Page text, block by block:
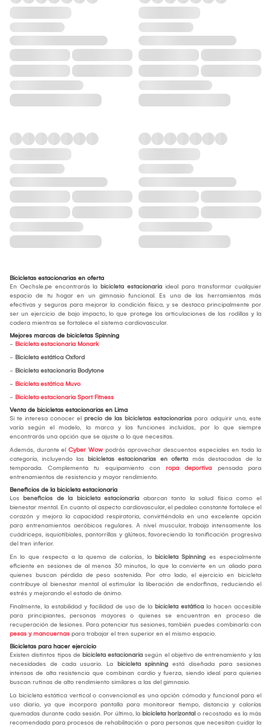
Bicicletas estacionarias en oferta
En Oechsle.pe encontrarás la bicicleta estacionaria ideal para transformar cualquier
espacio de tu hogar en un gimnasio funcional. Es una de las herramientas más
efectivas y seguras para mejorar la condición física, y se destaca principalmente por
ser un ejercicio de bajo impacto, lo que protege las articulaciones de las rodillas y la
cadera mientras se fortalece el sistema cardiovascular.
Mejores marcas de bicicletas Spinning
- Bicicleta estacionaria Monark
- Bicicleta estática Oxford
- Bicicleta estacionaria Bodytone
- Bicicleta estática Muvo
- Bicicleta estacionaria Sport Fitness
Venta de bicicletas estacionarias en Lima
Si te interesa conocer el precio de las bicicletas estacionarias para adquirir una, este
varía según el modelo, la marca y las funciones incluidas, por lo que siempre
encontrarás una opción que se ajuste a lo que necesitas.
Además, durante el Cyber Wow podrás aprovechar descuentos especiales en toda la
categoría, incluyendo las bicicletas estacionarias en oferta más destacadas de la
temporada. Complementa tu equipamiento con ropa deportiva pensada para
entrenamientos de resistencia y mayor rendimiento.
Beneficios de la bicicleta estacionaria
Los beneficios de la bicicleta estacionaria abarcan tanto la salud física como el
bienestar mental. En cuanto al aspecto cardiovascular, el pedaleo constante fortalece el
corazón y mejora la capacidad respiratoria, convirtiéndola en una excelente opción
para entrenamientos aeróbicos regulares. A nivel muscular, trabaja intensamente los
cuádriceps, isquiotibiales, pantorrillas y glúteos, favoreciendo la tonificación progresiva
del tren inferior.
En lo que respecta a la quema de calorías, la bicicleta Spinning es especialmente
eficiente en sesiones de al menos 30 minutos, lo que la convierte en un aliado para
quienes buscan pérdida de peso sostenida. Por otro lado, el ejercicio en bicicleta
contribuye al bienestar mental al estimular la liberación de endorfinas, reduciendo el
estrés y mejorando el estado de ánimo.
Finalmente, la estabilidad y facilidad de uso de la bicicleta estática la hacen accesible
para principiantes, personas mayores o quienes se encuentran en proceso de
recuperación de lesiones. Para potenciar tus sesiones, también puedes combinarla con
pesas y mancuernas para trabajar el tren superior en el mismo espacio.
Bicicletas para hacer ejercicio
Existen distintos tipos de bicicleta estacionaria según el objetivo de entrenamiento y las
necesidades de cada usuario. La bicicleta spinning está diseñada para sesiones
intensas de alta resistencia que combinan cardio y fuerza, siendo ideal para quienes
buscan rutinas de alto rendimiento similares a las del gimnasio.
La bicicleta estática vertical o convencional es una opción cómoda y funcional para el
uso diario, ya que incorpora pantalla para monitorear tiempo, distancia y calorías
quemadas durante cada sesión. Por último, la bicicleta horizontal o recostada es la más
recomendada para procesos de rehabilitación o para personas que necesitan cuidar la